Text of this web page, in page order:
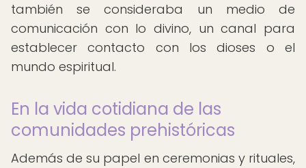
también se consideraba un medio de
comunicación con lo divino, un canal para
establecer contacto con los dioses o el
mundo espiritual.
En la vida cotidiana de las
comunidades prehistóricas
Además de su papel en ceremonias y rituales,